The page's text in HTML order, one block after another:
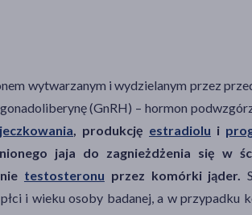
wytwarzanym i wydzielanym przez
(GnRH) – hormon
, produkcję estradiolu i
jaja do zagnieżdżenia się w
testosteronu przez komórki jąder.
i wieku osoby badanej, a w przypadku